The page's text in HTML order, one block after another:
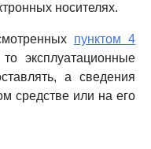
носителях.
пунктом 4
эксплуатационные
а сведения
средстве или на его